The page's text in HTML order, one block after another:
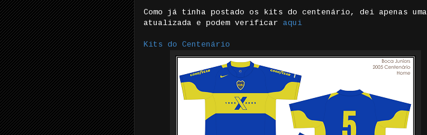
Como já tinha postado os kits do centenário, dei apenas uma
atualizada e podem verificar aqui
Kits do Centenário